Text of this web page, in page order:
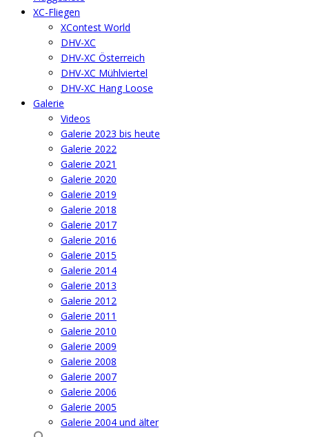
XC-Fliegen
XContest World
DHV-XC
DHV-XC Österreich
DHV-XC Mühlviertel
DHV-XC Hang Loose
Galerie
Videos
Galerie 2023 bis heute
Galerie 2022
Galerie 2021
Galerie 2020
Galerie 2019
Galerie 2018
Galerie 2017
Galerie 2016
Galerie 2015
Galerie 2014
Galerie 2013
Galerie 2012
Galerie 2011
Galerie 2010
Galerie 2009
Galerie 2008
Galerie 2007
Galerie 2006
Galerie 2005
Galerie 2004 und älter